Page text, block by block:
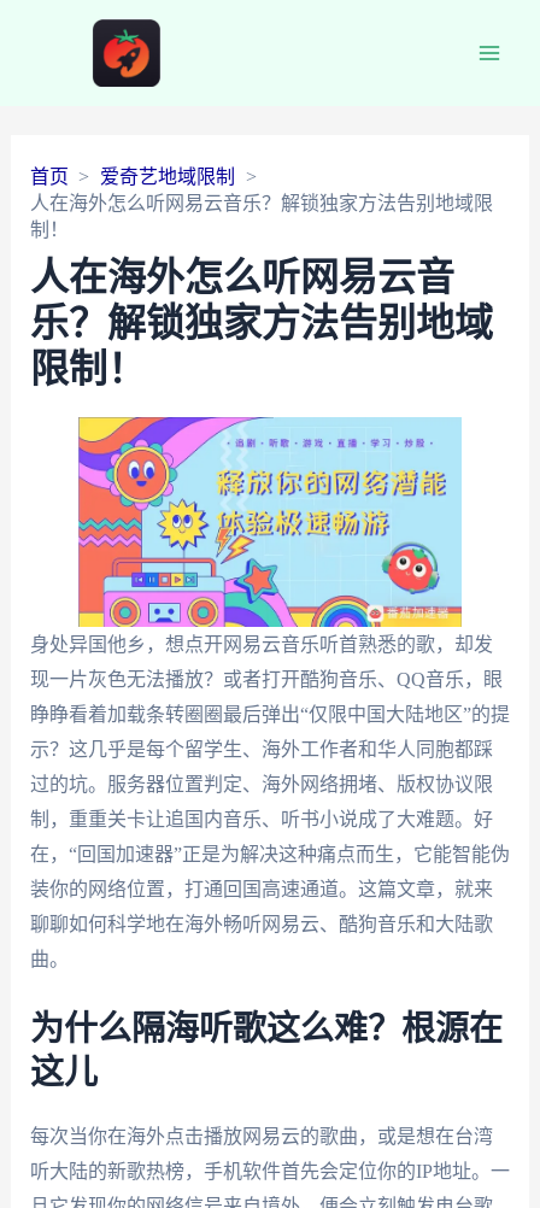
首页
爱奇艺地域限制
人在海外怎么听网易云音乐？解锁独家方法告别地域限
制！
人在海外怎么听网易云音
乐？解锁独家方法告别地域
限制！
身处异国他乡，想点开网易云音乐听首熟悉的歌，却发
现一片灰色无法播放？或者打开酷狗音乐、QQ音乐，眼
睁睁看着加载条转圈圈最后弹出“仅限中国大陆地区”的提
示？这几乎是每个留学生、海外工作者和华人同胞都踩
过的坑。服务器位置判定、海外网络拥堵、版权协议限
制，重重关卡让追国内音乐、听书小说成了大难题。好
在，“回国加速器”正是为解决这种痛点而生，它能智能伪
装你的网络位置，打通回国高速通道。这篇文章，就来
聊聊如何科学地在海外畅听网易云、酷狗音乐和大陆歌
曲。
为什么隔海听歌这么难？根源在
这儿
每次当你在海外点击播放网易云的歌曲，或是想在台湾
听大陆的新歌热榜，手机软件首先会定位你的IP地址。一